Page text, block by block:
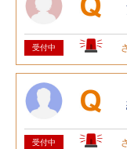
受付中
受付中